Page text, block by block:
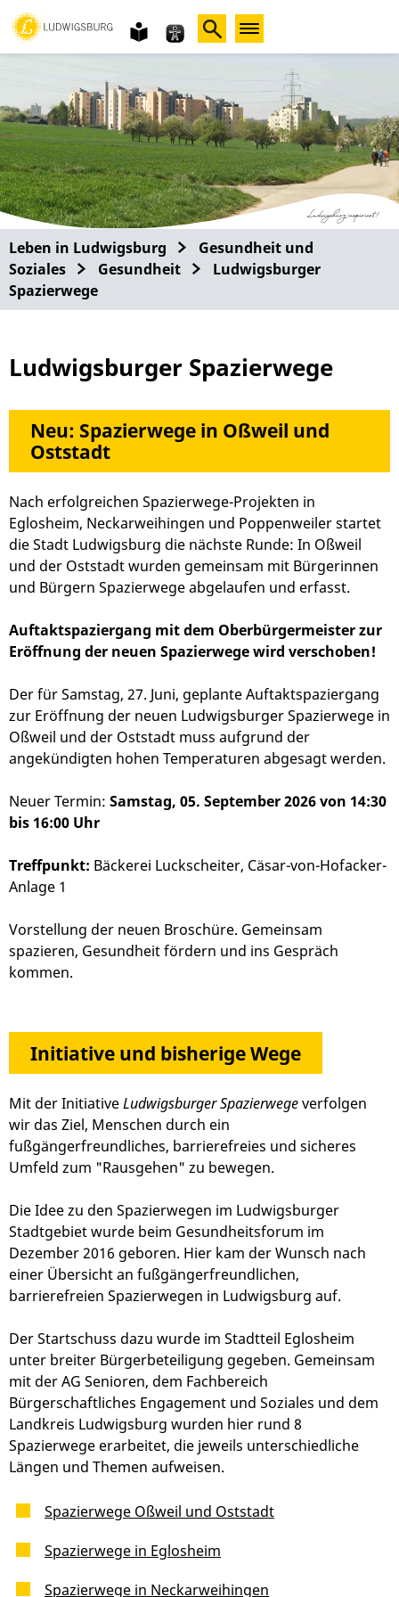
Gebärdensprache
leichte
Sprache
Leben in Ludwigsburg
Gesundheit und
Soziales
Gesundheit
Ludwigsburger
Spazierwege
Ludwigsburger Spazierwege
Neu: Spazierwege in Oßweil und
Oststadt
Nach erfolgreichen Spazierwege-Projekten in
Eglosheim, Neckarweihingen und Poppenweiler startet
die Stadt Ludwigsburg die nächste Runde: In Oßweil
und der Oststadt wurden gemeinsam mit Bürgerinnen
und Bürgern Spazierwege abgelaufen und erfasst.
Auftaktspaziergang mit dem Oberbürgermeister zur
Eröffnung der neuen Spazierwege wird verschoben!
Der für Samstag, 27. Juni, geplante Auftaktspaziergang
zur Eröffnung der neuen Ludwigsburger Spazierwege in
Oßweil und der Oststadt muss aufgrund der
angekündigten hohen Temperaturen abgesagt werden.
Neuer Termin: Samstag, 05. September 2026 von 14:30
bis 16:00 Uhr
Treffpunkt: Bäckerei Luckscheiter, Cäsar-von-Hofacker-
Anlage 1
Vorstellung der neuen Broschüre. Gemeinsam
spazieren, Gesundheit fördern und ins Gespräch
kommen.
Initiative und bisherige Wege
Mit der InitiativeLudwigsburger Spazierwegeverfolgen
wir das Ziel, Menschen durch ein
fußgängerfreundliches, barrierefreies und sicheres
Umfeld zum "Rausgehen" zu bewegen.
Die Idee zu den Spazierwegen im Ludwigsburger
Stadtgebiet wurde beim Gesundheitsforum im
Dezember 2016 geboren. Hier kam der Wunsch nach
einer Übersicht an fußgängerfreundlichen,
barrierefreien Spazierwegen in Ludwigsburg auf.
Der Startschuss dazu wurde im Stadtteil Eglosheim
unter breiter Bürgerbeteiligung gegeben. Gemeinsam
mit der AG Senioren, dem Fachbereich
Bürgerschaftliches Engagement und Soziales und dem
Landkreis Ludwigsburg wurden hier rund 8
Spazierwege erarbeitet, die jeweils unterschiedliche
Längen und Themen aufweisen.
Spazierwege Oßweil und Oststadt
Spazierwege in Eglosheim
Spazierwege in Neckarweihingen